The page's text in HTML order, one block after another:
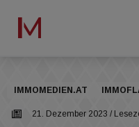
IMMOMEDIEN.AT
21. Dezember 2023 /